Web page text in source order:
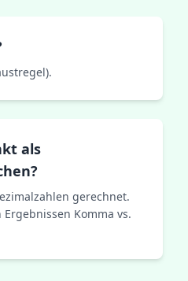
als
gerechnet.
Komma vs.